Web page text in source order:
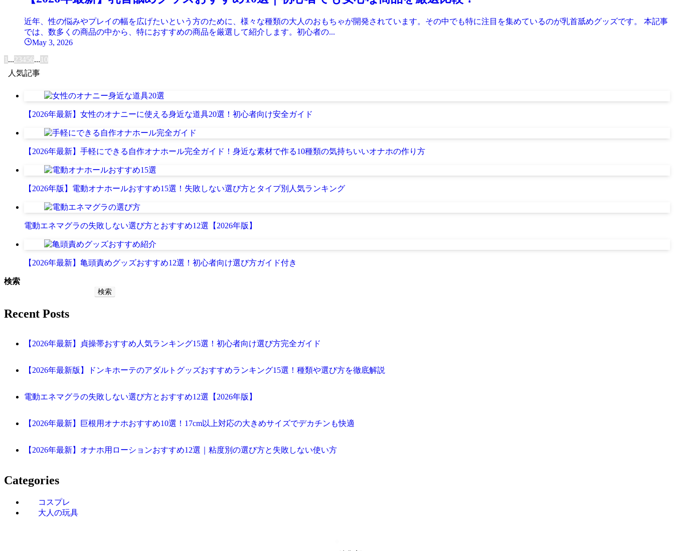
近年、性の悩みやプレイの幅を広げたいという方のために、様々な種類の大人のおもちゃが開発されています。その中でも特に注目を集めているのが乳首舐めグッズです。 本記事
では、数多くの商品の中から、特におすすめの商品を厳選して紹介します。初心者の...
May 3, 2026
1 ...23456... 10
人気記事
【2026年最新】女性のオナニーに使える身近な道具20選！初心者向け安全ガイド
【2026年最新】手軽にできる自作オナホール完全ガイド！身近な素材で作る10種類の気持ちいいオナホの作り方
【2026年版】電動オナホールおすすめ15選！失敗しない選び方とタイプ別人気ランキング
電動エネマグラの失敗しない選び方とおすすめ12選【2026年版】
【2026年最新】亀頭責めグッズおすすめ12選！初心者向け選び方ガイド付き
検索
検索
Recent Posts
【2026年最新】貞操帯おすすめ人気ランキング15選！初心者向け選び方完全ガイド
【2026年最新版】ドンキホーテのアダルトグッズおすすめランキング15選！種類や選び方を徹底解説
電動エネマグラの失敗しない選び方とおすすめ12選【2026年版】
【2026年最新】巨根用オナホおすすめ10選！17cm以上対応の大きめサイズでデカチンも快適
【2026年最新】オナホ用ローションおすすめ12選｜粘度別の選び方と失敗しない使い方
Categories
コスプレ
大人の玩具